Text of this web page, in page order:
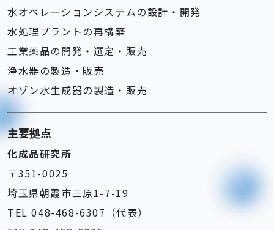
水オペレーションシステムの設計・開発
水処理プラントの再構築
工業薬品の開発・選定・販売
浄水器の製造・販売
オゾン水生成器の製造・販売
主要拠点
化成品研究所
〒351-0025
埼玉県朝霞市三原1-7-19
TEL 048-468-6307（代表）